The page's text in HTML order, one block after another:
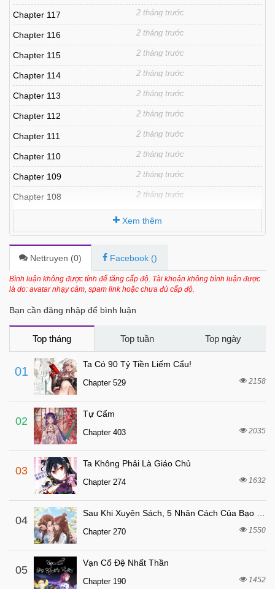
Chapter 117 2 tháng trước
Chapter 116 2 tháng trước
Chapter 115 2 tháng trước
Chapter 114 2 tháng trước
Chapter 113 2 tháng trước
Chapter 112 2 tháng trước
Chapter 111 2 tháng trước
Chapter 110 2 tháng trước
Chapter 109 2 tháng trước
Chapter 108 2 tháng trước
Chapter 106 2 tháng trước
Chapter 105 2 tháng trước
Chapter 104 2 tháng trước
2 tháng trước
Chapter 102
Chapter 101 2 tháng trước
Chapter 100
Chapter 99
Chapter 98
Chapter 97
Chapter 96
Chapter 95
Chapter 94
Chapter 93 2 tháng trước
Chapter 92 2 tháng trước
Chapter 91
Chapter 90 2 tháng trước
Chapter 89
Xem thêm
Nettruyen (0) Facebook ()
Bình luận không được tính để tăng cấp độ. Tài khoản không bình luận được
là do: avatar nhạy cảm, spam link hoặc chưa đủ cấp độ.
Bạn cần đăng nhập để bình luận
Top tháng Top tuần Top ngày
01
Ta Có 90 Tỷ Tiền Liếm Cẩu!
Chapter 529 2158
02
Tự Cẩm
Chapter 403 2035
03
Ta Không Phải Là Giáo Chủ
Chapter 274 1632
04
Chapter 270 1550
05
Vạn Cổ Đệ Nhất Thần
Chapter 190 1452